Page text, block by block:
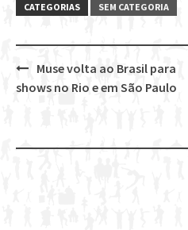
CATEGORIAS SEM CATEGORIA
Post
Muse volta ao Brasil para
shows no Rio e em São Paulo